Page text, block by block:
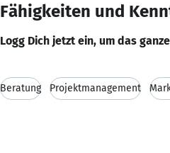
Fähigkeiten und
Logg Dich jetzt ein, um das
Beratung Projektmanagement